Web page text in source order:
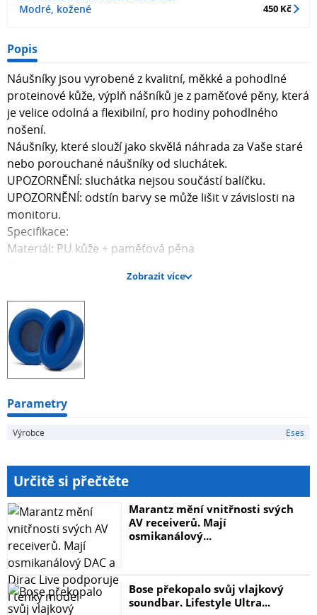
Modré, kožené
450 Kč
Popis
Náušníky jsou vyrobené z kvalitní, měkké a pohodlné
proteinové kůže, výplň nášníků je z paměťové pěny, která
je velice odolná a flexibilní, pro hodiny pohodlného
nošení.
Náušníky, které slouží jako skvělá náhrada za Vaše staré
nebo porouchané náušníky od sluchátek.
UPOZORNĚNÍ: sluchátka nejsou součástí balíčku.
UPOZORNĚNÍ: odstín barvy se může lišit v závislosti na
monitoru.
Specifikace:
Materiál: PU kůže + paměťová pěna
Rozměry: 94 x 80 x 23 mm
Balíček obsahuje jeden pár náušníků.
Zobrazit více
Parametry
Výrobce Eses
Určitě si přečtěte
Marantz mění vnitřnosti svých
AV receiverů. Mají
osmikanálový...
Bose překopalo svůj vlajkový
soundbar. Lifestyle Ultra...